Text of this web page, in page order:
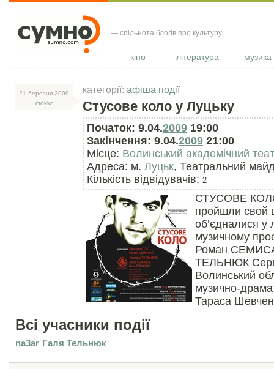
— спільнота блогів про культуру
кіно література музика
21 березня 2009
ctokkc
категорії: афіша події
Стусове коло у Луцьку
Початок: 9.04.200919:00
Закінчення: 9.04.200921:00
Місце: Волинський академічний
Адреса: м. Луцьк, Театральний
Кількість відвідувачів: 2
СТУСОВЕ
пройшли свой
об’єдналися у
музичному
Роман
ТЕЛЬНЮК
Волинський
музично-
Тараса
Всі учасники події
na3ar Галя Тельнюк